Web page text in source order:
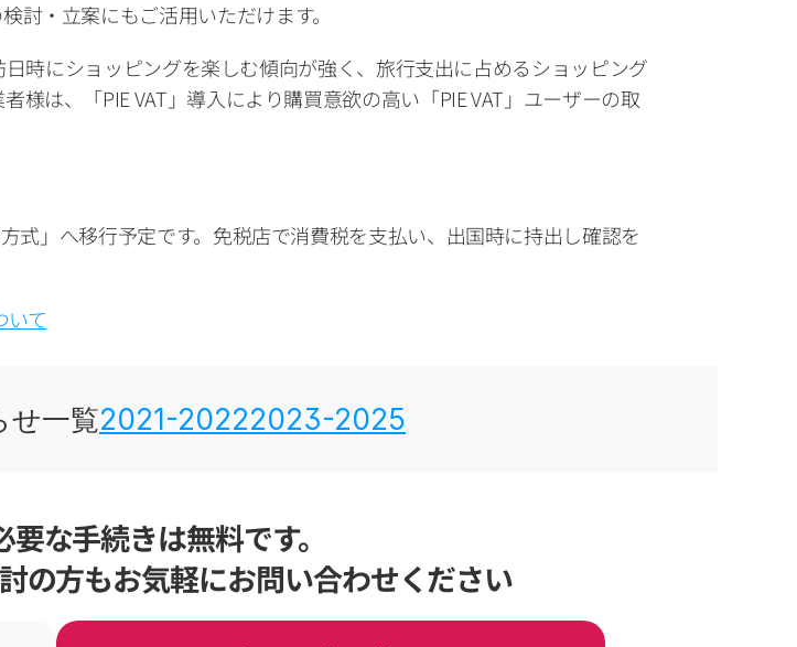
討・立案にもご活用いただけます。
時にショッピングを楽しむ傾向が強く、旅行支出に占めるショッピング
様は、「PIE VAT」導入により購買意欲の高い「PIE VAT」ユーザーの取
式」へ移行予定です。免税店で消費税を支払い、出国時に持出し確認を
いて
せ一覧2021-20222023-2025
な手続きは無料です。
の方もお気軽にお問い合わせください